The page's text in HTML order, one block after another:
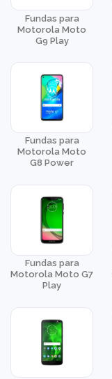
Fundas para
Motorola Moto
G9 Play
Fundas para
Motorola Moto
G8 Power
Fundas para
Motorola Moto G7
Play